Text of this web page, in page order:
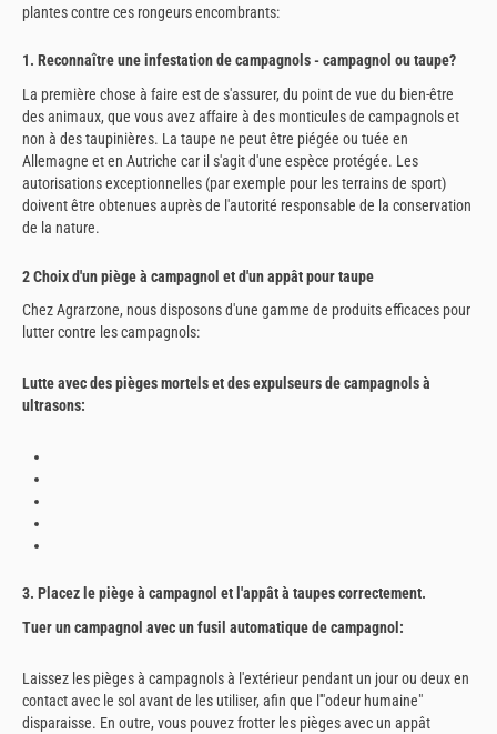
plantes contre ces rongeurs encombrants:
1. Reconnaître une infestation de campagnols - campagnol ou taupe?
La première chose à faire est de s'assurer, du point de vue du bien-être
des animaux, que vous avez affaire à des monticules de campagnols et
non à des taupinières. La taupe ne peut être piégée ou tuée en
Allemagne et en Autriche car il s'agit d'une espèce protégée. Les
autorisations exceptionnelles (par exemple pour les terrains de sport)
doivent être obtenues auprès de l'autorité responsable de la conservation
de la nature.
2 Choix d'un piège à campagnol et d'un appât pour taupe
Chez Agrarzone, nous disposons d'une gamme de produits efficaces pour
lutter contre les campagnols:
Lutte avec des pièges mortels et des expulseurs de campagnols à
ultrasons:
3. Placez le piège à campagnol et l'appât à taupes correctement.
Tuer un campagnol avec un fusil automatique de campagnol:
Laissez les pièges à campagnols à l'extérieur pendant un jour ou deux en
contact avec le sol avant de les utiliser, afin que l'"odeur humaine"
disparaisse. En outre, vous pouvez frotter les pièges avec un appât